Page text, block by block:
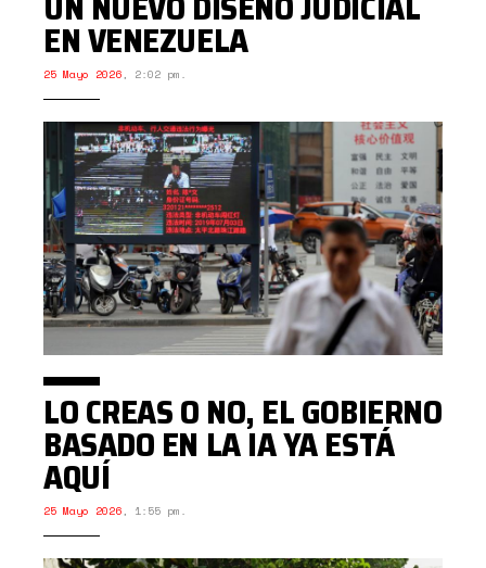
EN VENEZUELA
25 Mayo 2026, 2:02 pm.
LO CREAS O NO, EL GOBIERNO
BASADO EN LA IA YA ESTÁ
AQUÍ
25 Mayo 2026, 1:55 pm.